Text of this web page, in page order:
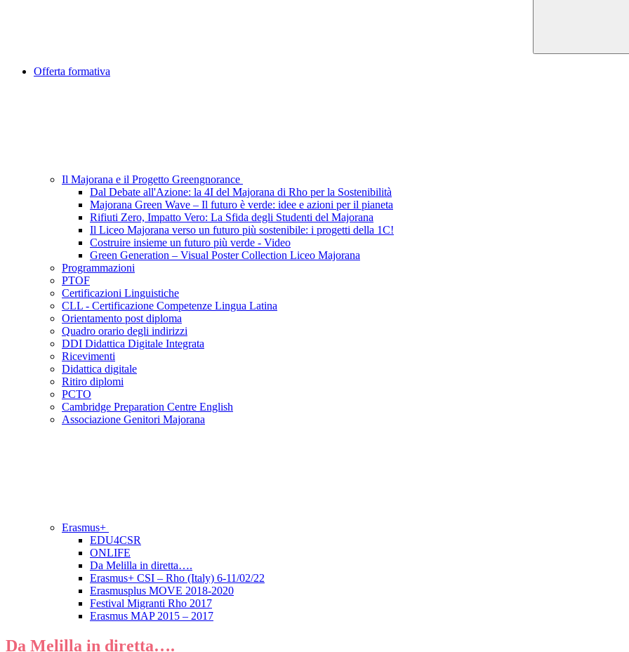
Offerta formativa
Il Majorana e il Progetto Greengnorance
Dal Debate all'Azione: la 4I del Majorana di Rho per la Sostenibilità
Majorana Green Wave – Il futuro è verde: idee e azioni per il pianeta
Rifiuti Zero, Impatto Vero: La Sfida degli Studenti del Majorana
Il Liceo Majorana verso un futuro più sostenibile: i progetti della 1C!
Costruire insieme un futuro più verde - Video
Green Generation – Visual Poster Collection Liceo Majorana
Programmazioni
PTOF
Certificazioni Linguistiche
CLL - Certificazione Competenze Lingua Latina
Orientamento post diploma
Quadro orario degli indirizzi
DDI Didattica Digitale Integrata
Ricevimenti
Didattica digitale
Ritiro diplomi
PCTO
Cambridge Preparation Centre English
Associazione Genitori Majorana
Erasmus+
EDU4CSR
ONLIFE
Da Melilla in diretta….
Erasmus+ CSI – Rho (Italy) 6-11/02/22
Erasmusplus MOVE 2018-2020
Festival Migranti Rho 2017
Erasmus MAP 2015 – 2017
Da Melilla in diretta….